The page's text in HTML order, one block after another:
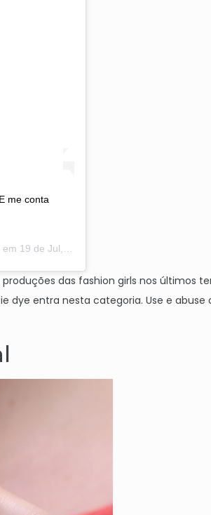
me conta
em 19 de Jul, 2020 às 5:04 PDT
das fashion girls nos últimos
dye entra nesta categoria. Use e abuse